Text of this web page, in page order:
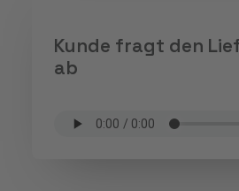
Kunde fragt den
ab